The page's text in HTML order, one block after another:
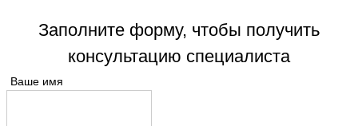
Заполните форму, чтобы получить
консультацию специалиста
Ваше имя